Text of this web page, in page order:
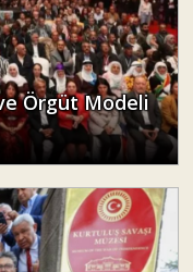
Örgüt Modeli